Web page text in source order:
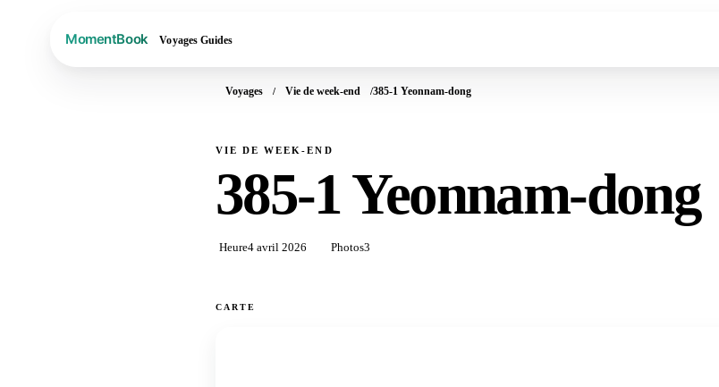
Voyages Guides
Voyages Vie de week-end 385-1 Yeonnam-dong
VIE DE WEEK-END
385-1 Yeonnam-dong
Heure4 avril 2026 Photos3
CARTE